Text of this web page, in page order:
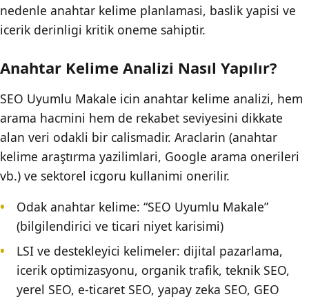
nedenle anahtar kelime planlamasi, baslik yapisi ve
icerik derinligi kritik oneme sahiptir.
Anahtar Kelime Analizi Nasıl Yapılır?
SEO Uyumlu Makale icin anahtar kelime analizi, hem
arama hacmini hem de rekabet seviyesini dikkate
alan veri odakli bir calismadir. Araclarin (anahtar
kelime araştırma yazilimlari, Google arama onerileri
vb.) ve sektorel icgoru kullanimi onerilir.
Odak anahtar kelime: “SEO Uyumlu Makale”
(bilgilendirici ve ticari niyet karisimi)
LSI ve destekleyici kelimeler: dijital pazarlama,
icerik optimizasyonu, organik trafik, teknik SEO,
yerel SEO, e-ticaret SEO, yapay zeka SEO, GEO